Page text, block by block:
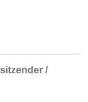
/